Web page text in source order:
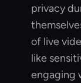
privacy
of live
like
engaging